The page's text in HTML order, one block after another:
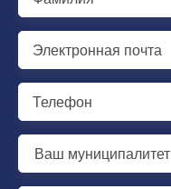
Электронная почта
Телефон
Ваш муниципалитет